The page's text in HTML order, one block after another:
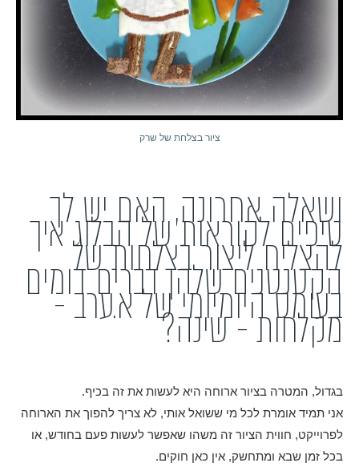
ציור בצלחת של שרק
ושאלה אחרונה, האם יש לך
טיפים לקוראות של הבלוג איך
להצליח ליצור בצלחות של
הקטנטנים שלהן דברים דומים
בעומס היומיומי של א.ערב -
מקלחות - שינה?
בגדול, המטרה בציור ארוחה היא לעשות את זה בכיף.
אני תמיד אומרת לכל מי ששואל אותי, לא צריך להפוך את הארוחה
לפרוייקט, חווית הציור זה משהו שאפשר לעשות פעם בחודש, או
בכל זמן שבא ומתחשק, אין כאן חוקים.